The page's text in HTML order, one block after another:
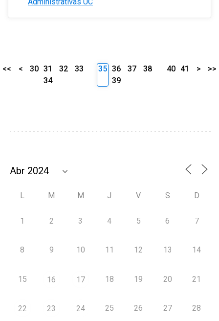
<< < 30 31 32
33
34
35 36 37
38
39
40 41 > >>
L M M J V S D
1 2 3 4 5 6 7
8 9 10 11 12 13 14
15 16 17 18 19 20 21
22 23 24 25 26 27 28